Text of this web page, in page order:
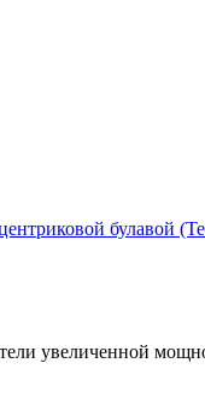
булавой
увеличенной